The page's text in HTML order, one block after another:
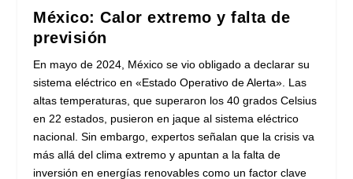
México: Calor extremo y falta de
previsión
En mayo de 2024, México se vio obligado a declarar su
sistema eléctrico en «Estado Operativo de Alerta». Las
altas temperaturas, que superaron los 40 grados Celsius
en 22 estados, pusieron en jaque al sistema eléctrico
nacional. Sin embargo, expertos señalan que la crisis va
más allá del clima extremo y apuntan a la falta de
inversión en energías renovables como un factor clave